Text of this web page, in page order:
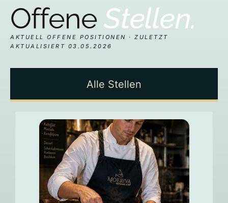
OffeneStellen.
AKTUELL OFFENE POSITIONEN · ZULETZT
AKTUALISIERT 03.05.2026
Alle Stellen